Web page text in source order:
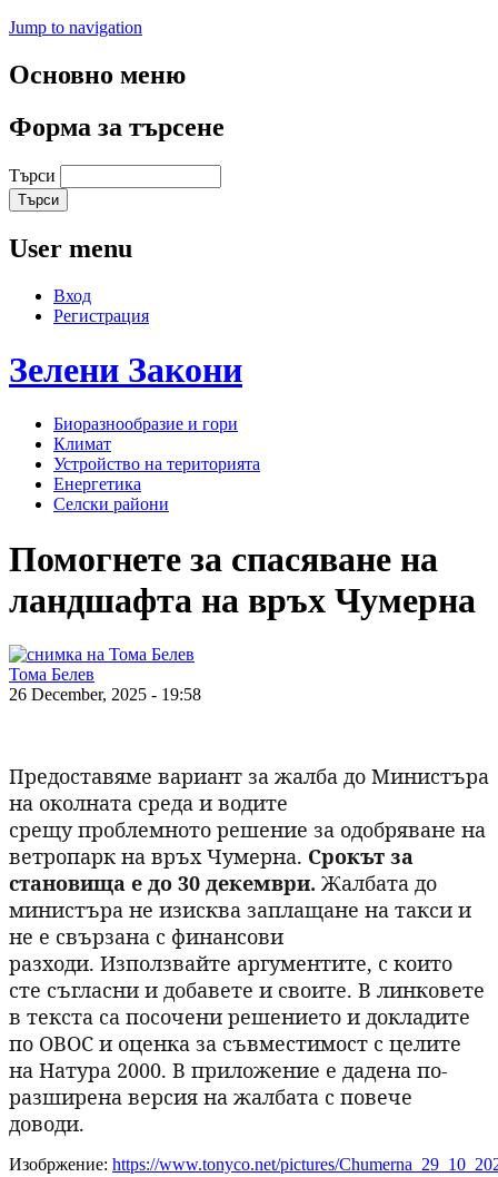
Jump to navigation
Основно меню
Форма за търсене
Търси
User menu
Вход
Регистрация
Зелени Закони
Биоразнообразие и гори
Климат
Устройство на територията
Енергетика
Селски райони
Помогнете за спасяване на
ландшафта на връх Чумерна
Тома Белев
26 December, 2025 - 19:58
Предоставяме вариант за жалба до Министъра
на околната среда и водите
срещу проблемното решение за одобряване на
ветропарк на връх Чумерна. Срокът за
становища е до 30 декември. Жалбата до
министъра не изисква заплащане на такси и
не е свързана с финансови
разходи. Използвайте аргументите, с които
сте съгласни и добавете и своите. В линковете
в текста са посочени решението и докладите
по ОВОС и оценка за съвместимост с целите
на Натура 2000. В приложение е дадена по-
разширена версия на жалбата с повече
доводи.
Изобржение: https://www.tonyco.net/pictures/